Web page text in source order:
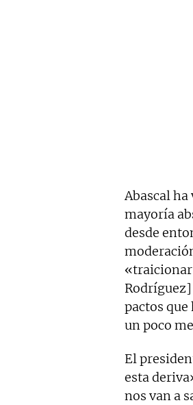
Abascal
mayoría
desde
«traicionar
pactos
un poco
El
esta
nos van a